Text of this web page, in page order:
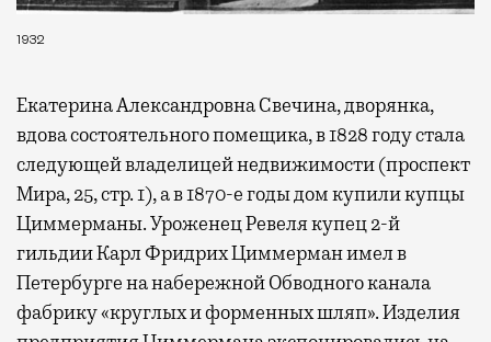
1932
Екатерина Александровна Свечина, дворянка,
вдова состоятельного помещика, в 1828 году стала
следующей владелицей недвижимости (проспект
Мира, 25, стр. 1), а в 1870-е годы дом купили купцы
Циммерманы. Уроженец Ревеля купец 2-й
гильдии Карл Фридрих Циммерман имел в
Петербурге на набережной Обводного канала
фабрику «круглых и форменных шляп». Изделия